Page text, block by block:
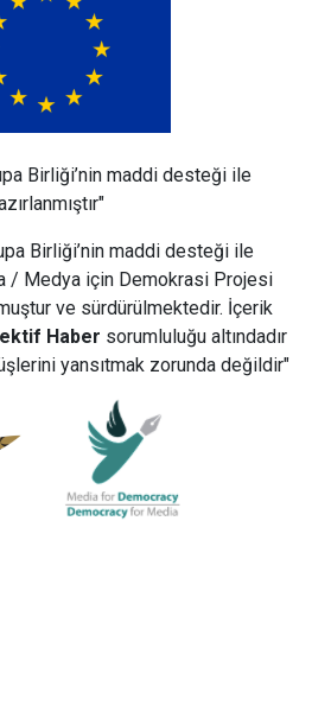
Birliği’nin maddi desteği ile
Birliği’nin maddi desteği ile
/ Medya için Demokrasi Projesi
ve sürdürülmektedir. İçerik
Haber sorumluluğu altındadır
yansıtmak zorunda değildir"